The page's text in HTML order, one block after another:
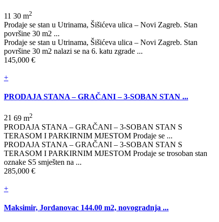
11 30 m2
Prodaje se stan u Utrinama, Šišićeva ulica – Novi Zagreb. Stan
površine 30 m2 ...
Prodaje se stan u Utrinama, Šišićeva ulica – Novi Zagreb. Stan
površine 30 m2 nalazi se na 6. katu zgrade ...
145,000 €
+
PRODAJA STANA – GRAČANI – 3-SOBAN STAN ...
21 69 m2
PRODAJA STANA – GRAČANI – 3-SOBAN STAN S
TERASOM I PARKIRNIM MJESTOM Prodaje se ...
PRODAJA STANA – GRAČANI – 3-SOBAN STAN S
TERASOM I PARKIRNIM MJESTOM Prodaje se trosoban stan
oznake S5 smješten na ...
285,000 €
+
Maksimir, Jordanovac 144.00 m2, novogradnja ...